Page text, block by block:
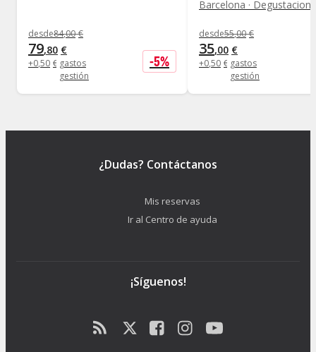
desde84,00 €
79,80 €
+0,50 € gastos
gestión
-5%
desde55,00 €
35,00 €
+0,50 € gastos
gestión
¿Dudas? Contáctanos
Mis reservas
Ir al Centro de ayuda
¡Síguenos!